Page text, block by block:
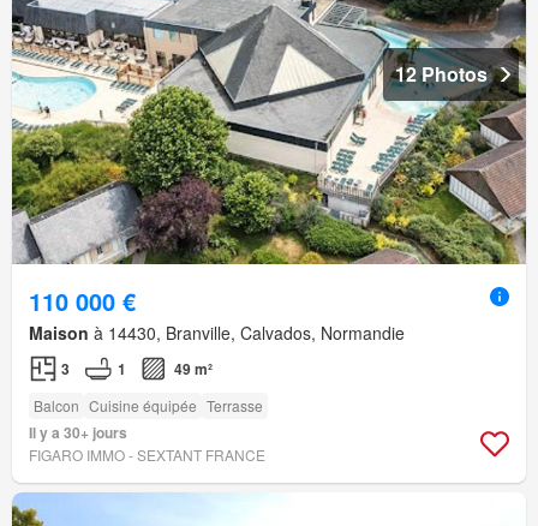
12 Photos
110 000 €
Maison à 14430, Branville, Calvados, Normandie
3 1 49 m²
Balcon Cuisine équipée Terrasse
Il y a 30+ jours
FIGARO IMMO - SEXTANT FRANCE